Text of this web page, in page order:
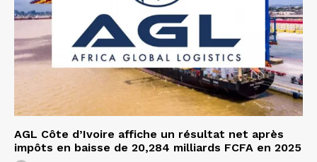
AGL Côte d’Ivoire affiche un résultat net après
impôts en baisse de 20,284 milliards FCFA en 2025